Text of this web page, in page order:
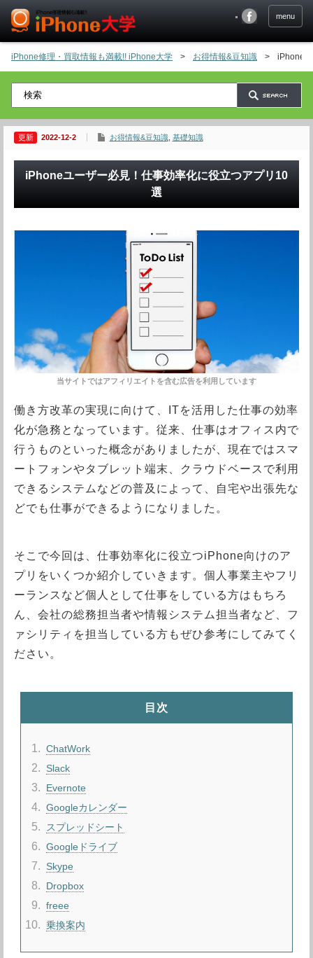
menu
iPhone修理・買取情報も満載!! iPhone大学 > お得情報&豆知識 > iPhone
2022-12-2 お得情報&豆知識, 基礎知識
iPhoneユーザー必見！仕事効率化に役立つアプリ10
選
働き方改革の実現に向けて、ITを活用した仕事の効率
化が急務となっています。従来、仕事はオフィス内で
行うものといった概念がありましたが、現在ではスマ
ートフォンやタブレット端末、クラウドベースで利用
できるシステムなどの普及によって、自宅や出張先な
どでも仕事ができるようになりました。
そこで今回は、仕事効率化に役立つiPhone向けのア
プリをいくつか紹介していきます。個人事業主やフリ
ーランスなど個人として仕事をしている方はもちろ
ん、会社の総務担当者や情報システム担当者など、フ
ァシリティを担当している方もぜひ参考にしてみてく
ださい。
目次
1 ChatWork
2 Slack
3 Evernote
4 Googleカレンダー
5 スプレッドシート
6 Googleドライブ
7 Skype
8 Dropbox
9 freee
10 乗換案内